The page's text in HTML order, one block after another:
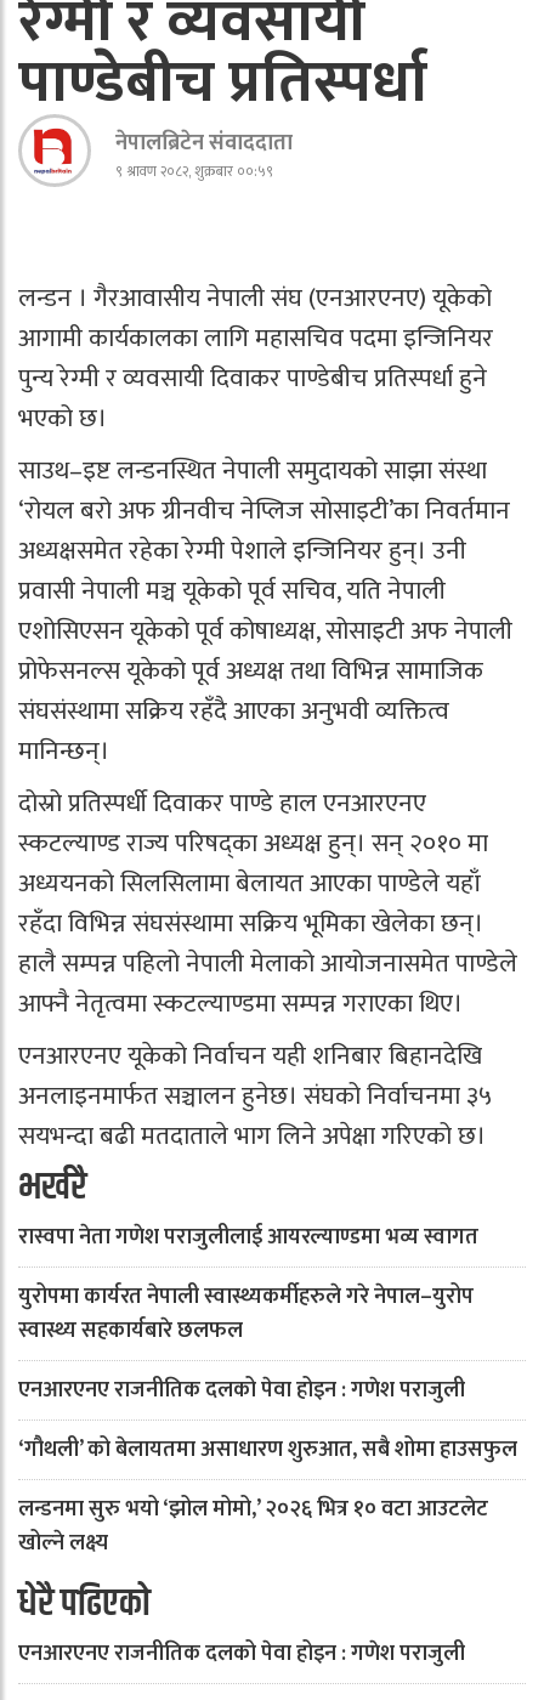
रेग्मी र व्यवसायी
पाण्डेबीच प्रतिस्पर्धा
नेपालब्रिटेन संवाददाता
९ श्रावण २०८२, शुक्रबार ००:५९
लन्डन । गैरआवासीय नेपाली संघ (एनआरएनए) यूकेको
आगामी कार्यकालका लागि महासचिव पदमा इन्जिनियर
पुन्य रेग्मी र व्यवसायी दिवाकर पाण्डेबीच प्रतिस्पर्धा हुने
भएको छ।
साउथ–इष्ट लन्डनस्थित नेपाली समुदायको साझा संस्था
‘रोयल बरो अफ ग्रीनवीच नेप्लिज सोसाइटी’का निवर्तमान
अध्यक्षसमेत रहेका रेग्मी पेशाले इन्जिनियर हुन्। उनी
प्रवासी नेपाली मञ्च यूकेको पूर्व सचिव, यति नेपाली
एशोसिएसन यूकेको पूर्व कोषाध्यक्ष, सोसाइटी अफ नेपाली
प्रोफेसनल्स यूकेको पूर्व अध्यक्ष तथा विभिन्न सामाजिक
संघसंस्थामा सक्रिय रहँदै आएका अनुभवी व्यक्तित्व
मानिन्छन्।
दोस्रो प्रतिस्पर्धी दिवाकर पाण्डे हाल एनआरएनए
स्कटल्याण्ड राज्य परिषद्का अध्यक्ष हुन्। सन् २०१० मा
अध्ययनको सिलसिलामा बेलायत आएका पाण्डेले यहाँ
रहँदा विभिन्न संघसंस्थामा सक्रिय भूमिका खेलेका छन्।
हालै सम्पन्न पहिलो नेपाली मेलाको आयोजनासमेत पाण्डेले
आफ्नै नेतृत्वमा स्कटल्याण्डमा सम्पन्न गराएका थिए।
एनआरएनए यूकेको निर्वाचन यही शनिबार बिहानदेखि
अनलाइनमार्फत सञ्चालन हुनेछ। संघको निर्वाचनमा ३५
सयभन्दा बढी मतदाताले भाग लिने अपेक्षा गरिएको छ।
भर्खरै
रास्वपा नेता गणेश पराजुलीलाई आयरल्याण्डमा भव्य स्वागत
युरोपमा कार्यरत नेपाली स्वास्थ्यकर्मीहरुले गरे नेपाल–युरोप
स्वास्थ्य सहकार्यबारे छलफल
एनआरएनए राजनीतिक दलको पेवा होइन : गणेश पराजुली
‘गौथली’ को बेलायतमा असाधारण शुरुआत, सबै शोमा हाउसफुल
लन्डनमा सुरु भयो ‘झोल मोमो,’ २०२६ भित्र १० वटा आउटलेट
खोल्ने लक्ष्य
धेरै पढिएको
एनआरएनए राजनीतिक दलको पेवा होइन : गणेश पराजुली